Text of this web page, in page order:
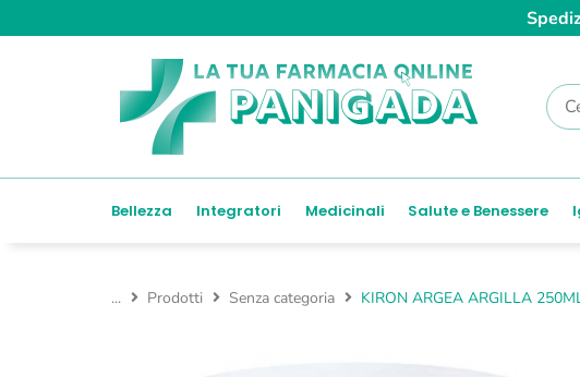
Bellezza Integratori Medicinali Salute e Benessere
... Prodotti Senza categoria KIRON ARGEA ARGILLA